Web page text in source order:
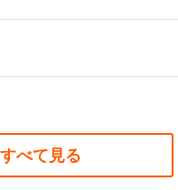
べて見る